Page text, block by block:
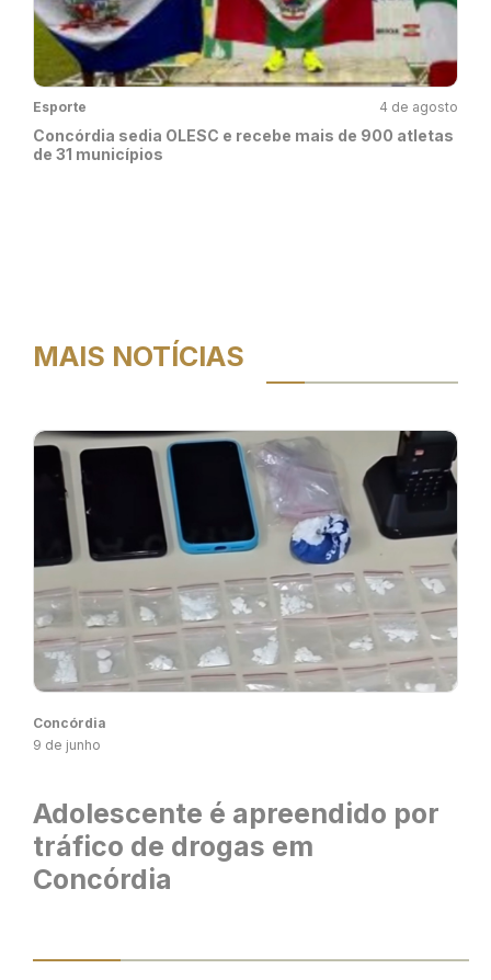
Esporte 4 de agosto
Concórdia sedia OLESC e recebe mais de 900 atletas
de 31 municípios
MAIS NOTÍCIAS
Concórdia
9 de junho
Adolescente é apreendido por
tráfico de drogas em
Concórdia